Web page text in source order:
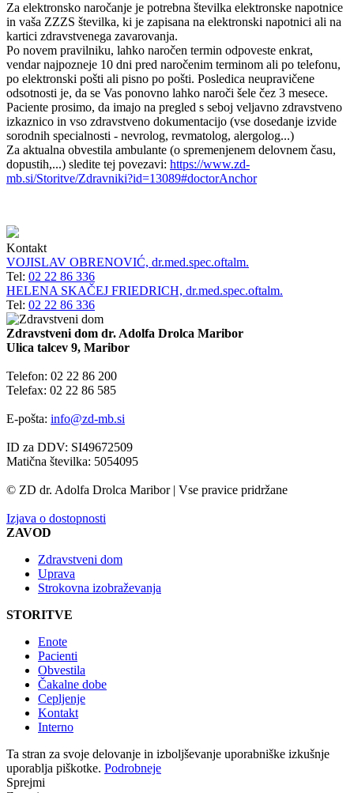
Za elektronsko naročanje je potrebna številka elektronske napotnice
in vaša ZZZS številka, ki je zapisana na elektronski napotnici ali na
kartici zdravstvenega zavarovanja.
Po novem pravilniku, lahko naročen termin odpoveste enkrat,
vendar najpozneje 10 dni pred naročenim terminom ali po telefonu,
po elektronski pošti ali pisno po pošti. Posledica neupravičene
odsotnosti je, da se Vas ponovno lahko naroči šele čez 3 mesece.
Paciente prosimo, da imajo na pregled s seboj veljavno zdravstveno
izkaznico in vso zdravstveno dokumentacijo (vse dosedanje izvide
sorodnih specialnosti - nevrolog, revmatolog, alergolog...)
Za aktualna obvestila ambulante (o spremenjenem delovnem času,
dopustih,...) sledite tej povezavi: https://www.zd-
mb.si/Storitve/Zdravniki?id=13089#doctorAnchor
Kontakt
VOJISLAV OBRENOVIĆ, dr.med.spec.oftalm.
Tel: 02 22 86 336
HELENA SKAČEJ FRIEDRICH, dr.med.spec.oftalm.
Tel: 02 22 86 336
Zdravstveni dom dr. Adolfa Drolca Maribor
Ulica talcev 9, Maribor
Telefon: 02 22 86 200
Telefax: 02 22 86 585
E-pošta: info@zd-mb.si
ID za DDV: SI49672509
Matična številka: 5054095
© ZD dr. Adolfa Drolca Maribor | Vse pravice pridržane
Izjava o dostopnosti
ZAVOD
Zdravstveni dom
Uprava
Strokovna izobraževanja
STORITVE
Enote
Pacienti
Obvestila
Čakalne dobe
Cepljenje
Kontakt
Interno
Ta stran za svoje delovanje in izboljševanje uporabniške izkušnje
uporablja piškotke. Podrobneje
Sprejmi